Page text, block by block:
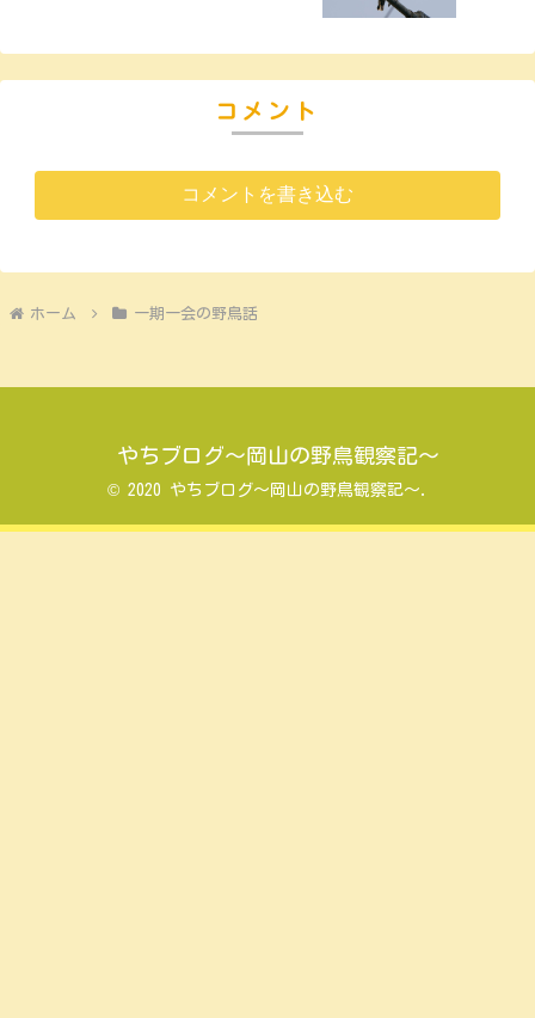
コメント
コメントを書き込む
ホーム 一期一会の野鳥話
やちブログ～岡山の野鳥観察記～
© 2020 やちブログ～岡山の野鳥観察記～.